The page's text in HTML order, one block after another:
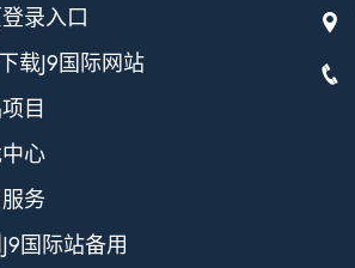
录入口
载J9国际网站
目
心
务
国际站备用